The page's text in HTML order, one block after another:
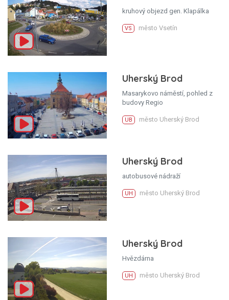
kruhový objezd gen. Klapálka
VS město Vsetín
Uherský Brod
Masarykovo náměstí, pohled z
budovy Regio
UB město Uherský Brod
Uherský Brod
autobusové nádraží
UH město Uherský Brod
Uherský Brod
Hvězdárna
UH město Uherský Brod